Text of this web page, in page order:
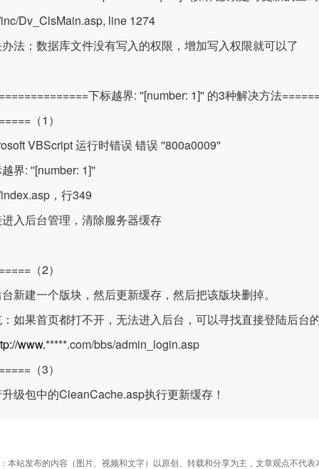
Dv_ClsMain.asp, line 1274
法：数据库文件没有写入的权限，增加写入权限就可以了
下标越界: ''[number: 1]'' 的3种解决方法
（1）
VBScript 运行时错误 错误 ''800a0009''
界: ''[number: 1]''
，行349
入后台管理，清除服务器缓存
（2）
新建一个版块，然后更新缓存，然后把该版块删掉。
如果首页都打不开，无法进入后台，可以寻找直接登陆后台
www.*****.com/bbs/admin_login.asp
（3）
级包中的CleanCache.asp执行更新缓存！
本站发布的内容（图片、视频和文字）以原创、转载和分享为主，文章观点不代